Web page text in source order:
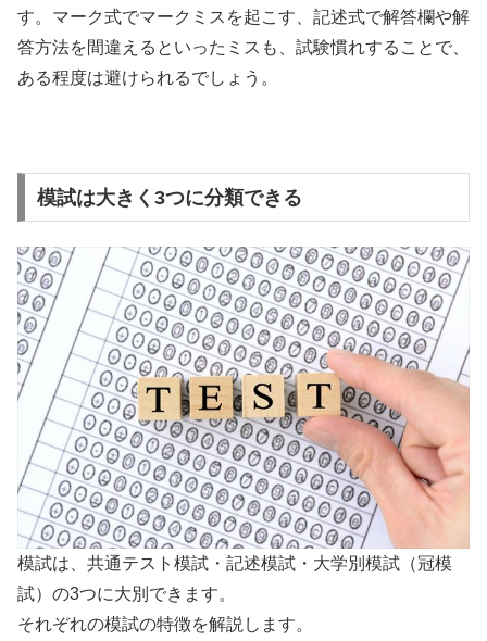
す。マーク式でマークミスを起こす、記述式で解答欄や解
答方法を間違えるといったミスも、試験慣れすることで、
ある程度は避けられるでしょう。
模試は大きく3つに分類できる
模試は、共通テスト模試・記述模試・大学別模試（冠模
試）の3つに大別できます。
それぞれの模試の特徴を解説します。